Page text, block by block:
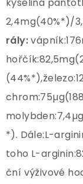
kyselina
2,4mg(40%*)/
rály:
*). Dále:L-
toho L-
ční výživové